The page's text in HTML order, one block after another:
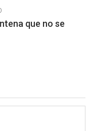
que no se